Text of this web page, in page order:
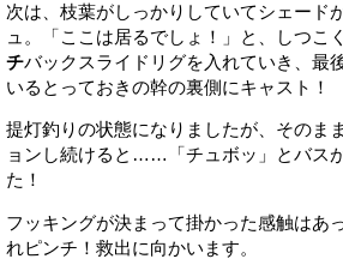
次は、枝葉がしっかりしていてシェード
ュ。「ここは居るでしょ！」と、しつこく
チバックスライドリグを入れていき、最
いるとっておきの幹の裏側にキャスト！
提灯釣りの状態になりましたが、そのま
ョンし続けると……「チュボッ」とバス
た！
フッキングが決まって掛かった感触はあ
れピンチ！救出に向かいます。